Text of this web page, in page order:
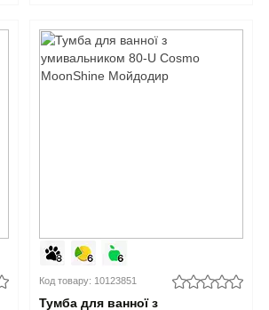
Код товару: 10123851
Тумба для ванної з